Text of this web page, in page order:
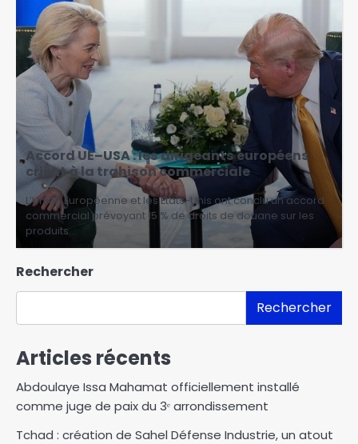
Accord UE–USA : les dirigeants européens
crient à la trahison commerciale
L’Union Européenne et les États-Unis ont conclu un accord
commercial prévoyant 15 % de droits de douane sur les
produits…
Rechercher
Rechercher
Articles récents
Abdoulaye Issa Mahamat officiellement installé
comme juge de paix du 3ᵉ arrondissement
Tchad : création de Sahel Défense Industrie, un atout